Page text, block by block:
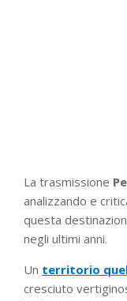
La trasmissione
analizzando e
questa
negli ultimi anni.
Un territorio
cresciuto